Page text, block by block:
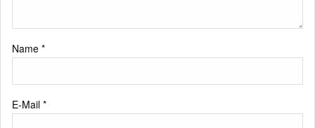
Name *
E-Mail *